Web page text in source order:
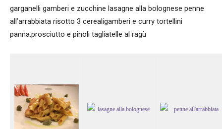
garganelli gamberi e zucchine lasagne alla bolognese penne
all’arrabbiata risotto 3 cerealigamberi e curry tortellini
panna,prosciutto e pinoli tagliatelle al ragù